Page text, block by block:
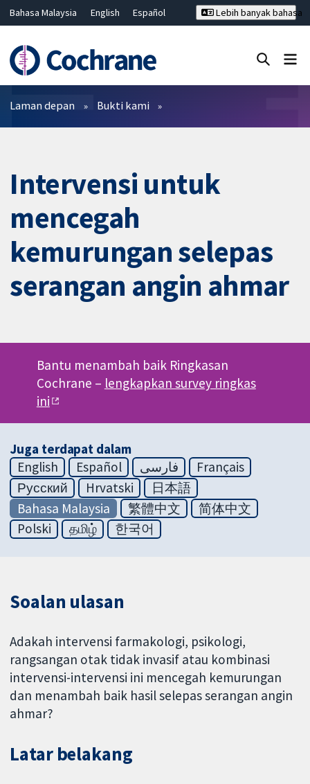
Bahasa Malaysia English
Español
Hrvatski
Deutsch ไทย
繁體中文
简体中文
Lebih banyak bahasa
Penapis
Laman depan Bukti kami
Intervensi untuk
mencegah
kemurungan selepas
serangan angin ahmar
Bantu menambah baik Ringkasan
Cochrane – lengkapkan survey ringkas
ini
Juga terdapat dalam
English
Español فارسی
Français
Русский
Hrvatski
日本語
Bahasa Malaysia
繁體中文
简体中文
Polski
தமிழ் 한국어
Soalan ulasan
Adakah intervensi farmakologi, psikologi,
rangsangan otak tidak invasif atau kombinasi
intervensi-intervensi ini mencegah kemurungan
dan menambah baik hasil selepas serangan angin
ahmar?
Latar belakang